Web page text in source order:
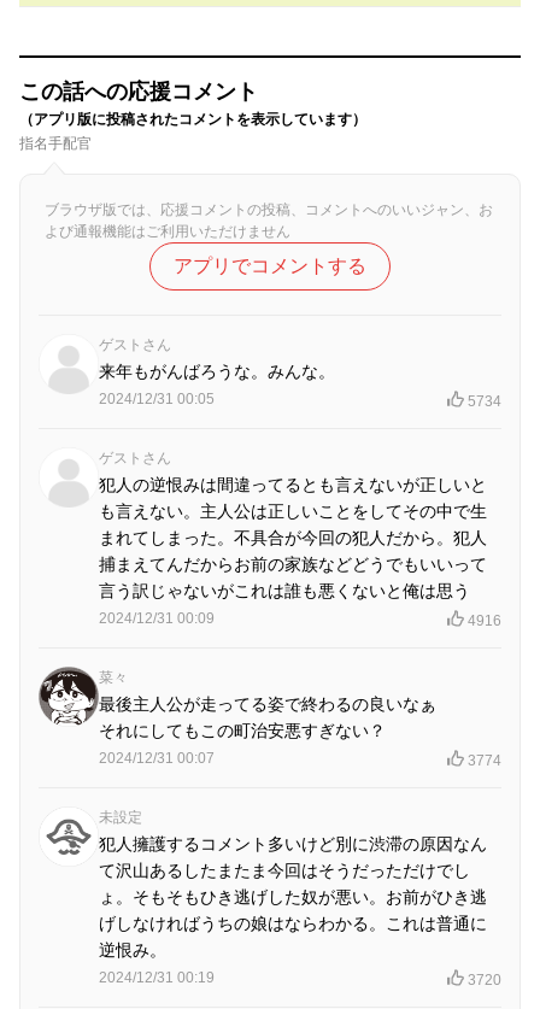
この話への応援コメント
（アプリ版に投稿されたコメントを表示しています）
指名手配官
ブラウザ版では、応援コメントの投稿、コメントへのいいジャン、お
よび通報機能はご利用いただけません
アプリでコメントする
ゲストさん
来年もがんばろうな。みんな。
2024/12/31 00:05 5734
ゲストさん
犯人の逆恨みは間違ってるとも言えないが正しいと
も言えない。主人公は正しいことをしてその中で生
まれてしまった。不具合が今回の犯人だから。犯人
捕まえてんだからお前の家族などどうでもいいって
言う訳じゃないがこれは誰も悪くないと俺は思う
2024/12/31 00:09 4916
菜々
最後主人公が走ってる姿で終わるの良いなぁ
それにしてもこの町治安悪すぎない？
2024/12/31 00:07 3774
未設定
犯人擁護するコメント多いけど別に渋滞の原因なん
て沢山あるしたまたま今回はそうだっただけでし
ょ。そもそもひき逃げした奴が悪い。お前がひき逃
げしなければうちの娘はならわかる。これは普通に
逆恨み。
2024/12/31 00:19 3720